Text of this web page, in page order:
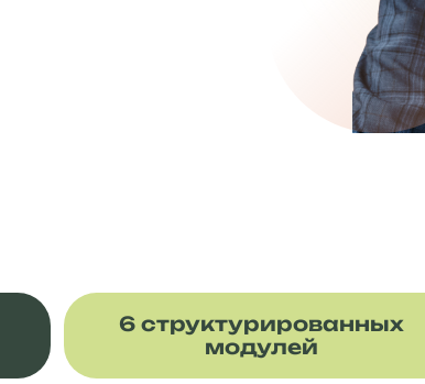
6 структурированных
модулей